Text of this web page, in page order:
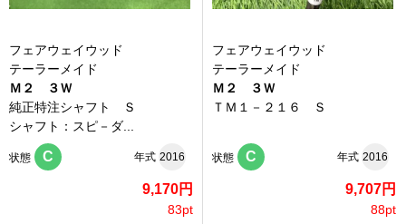
フェアウェイウッド
テーラーメイド
Ｍ２ ３Ｗ
純正特注シャフト Ｓ
シャフト：スピ－ダ...
状態 C 年式 2016
9,170円
83pt
フェアウェイウッド
テーラーメイド
Ｍ２ ３Ｗ
ＴＭ１－２１６ Ｓ
状態 C 年式 2016
9,707円
88pt